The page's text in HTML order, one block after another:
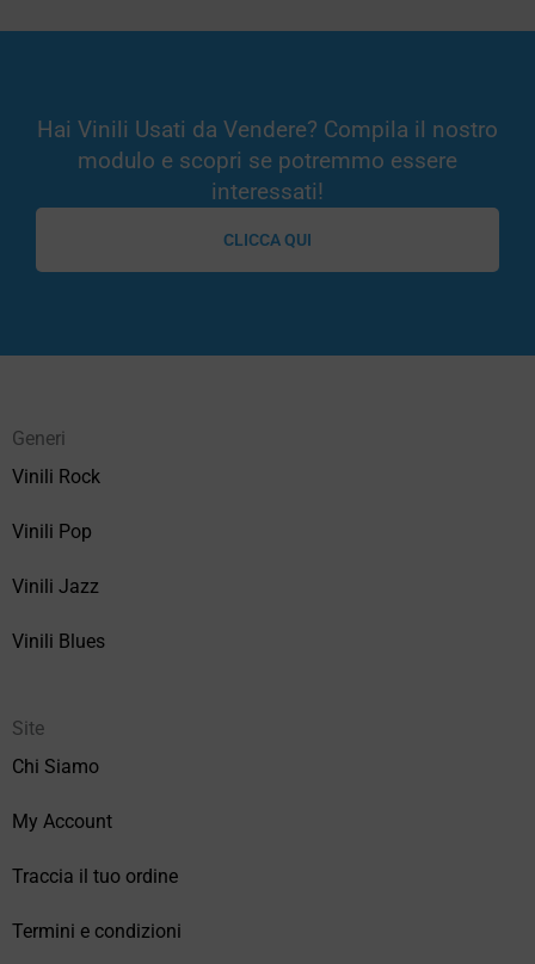
Hai Vinili Usati da Vendere? Compila il nostro
modulo e scopri se potremmo essere
interessati!
CLICCA QUI
Generi
Vinili Rock
Vinili Pop
Vinili Jazz
Vinili Blues
Site
Chi Siamo
My Account
Traccia il tuo ordine
Termini e condizioni